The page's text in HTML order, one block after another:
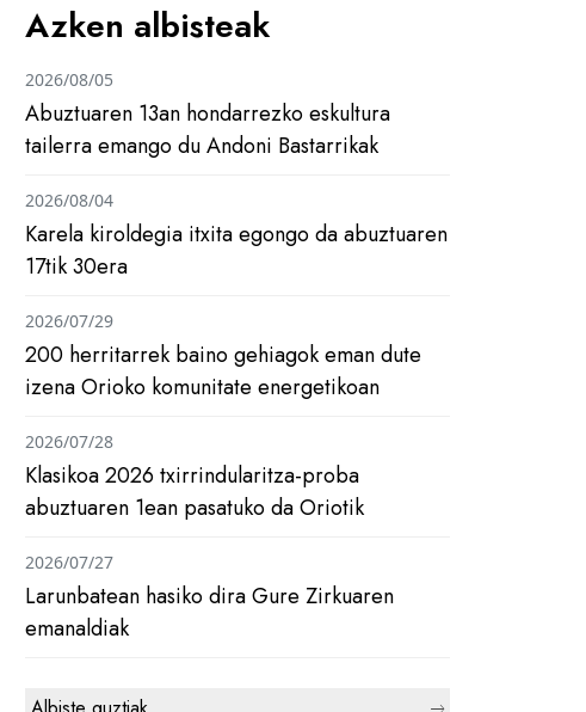
Azken albisteak
Abuztuaren 13an hondarrezko eskultura
tailerra emango du Andoni Bastarrikak
2026/08/05
Karela kiroldegia itxita egongo da abuztuaren
17tik 30era
2026/08/04
200 herritarrek baino gehiagok eman dute
izena Orioko komunitate energetikoan
2026/07/29
Klasikoa 2026 txirrindularitza-proba
abuztuaren 1ean pasatuko da Oriotik
2026/07/28
Larunbatean hasiko dira Gure Zirkuaren
emanaldiak
2026/07/27